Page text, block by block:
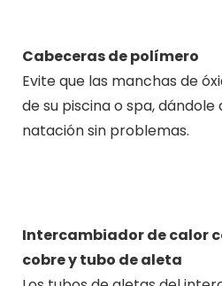
Cabeceras de polímero
Evite que las manchas de
de su piscina o spa,
natación sin problemas.
Intercambiador de calor
cobre y tubo de aleta